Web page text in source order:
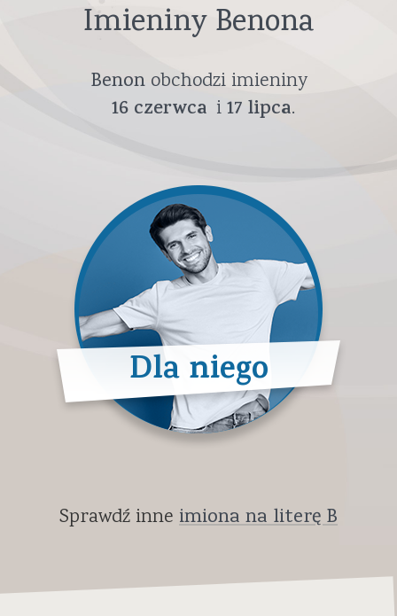
Imieniny Benona
Benonobchodzi imieniny
16 czerwca 17 lipca
Dla niego
Sprawdź inne imiona na literę B